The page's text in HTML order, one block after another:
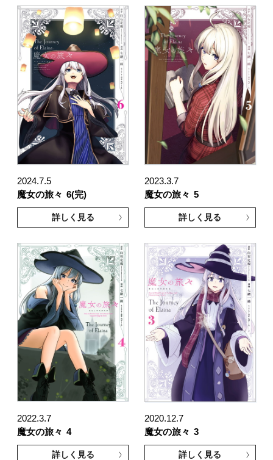
2024.7.5
魔女の旅々 6(完)
詳しく見る
2023.3.7
魔女の旅々 5
詳しく見る
2022.3.7
魔女の旅々 4
詳しく見る
2020.12.7
魔女の旅々 3
詳しく見る